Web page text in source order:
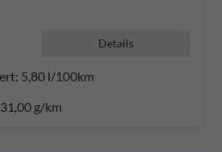
Details
5,80 l/100km
g/km